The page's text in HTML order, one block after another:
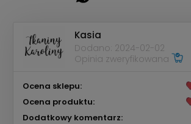
Kasia
Dodano: 2024-02-02
Opinia zweryfikowana
Ocena sklepu:
Ocena produktu:
Dodatkowy komentarz: